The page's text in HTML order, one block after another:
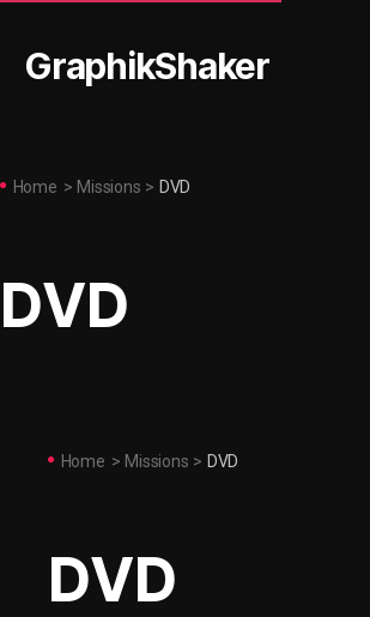
GraphikShaker
Home > Missions > DVD
DVD
Home > Missions > DVD
DVD